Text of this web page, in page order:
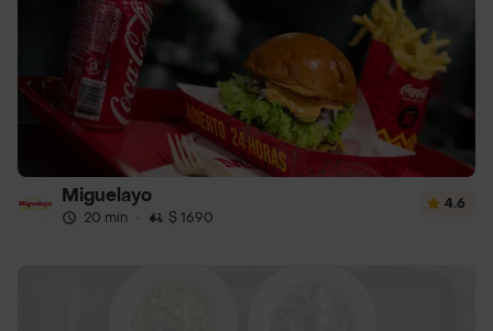
Miguelayo
20 min · $ 1690
4.6